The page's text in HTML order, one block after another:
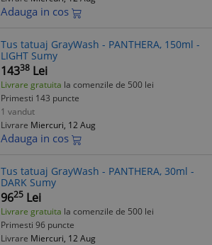
Adauga in cos
Tus tatuaj GrayWash - PANTHERA, 150ml -
LIGHT Sumy
14338 Lei
Livrare gratuita la comenzile de 500 lei
Primesti 143 puncte
1 vandut
Livrare Miercuri, 12 Aug
Adauga in cos
Tus tatuaj GrayWash - PANTHERA, 30ml -
DARK Sumy
9625 Lei
Livrare gratuita la comenzile de 500 lei
Primesti 96 puncte
Livrare Miercuri, 12 Aug